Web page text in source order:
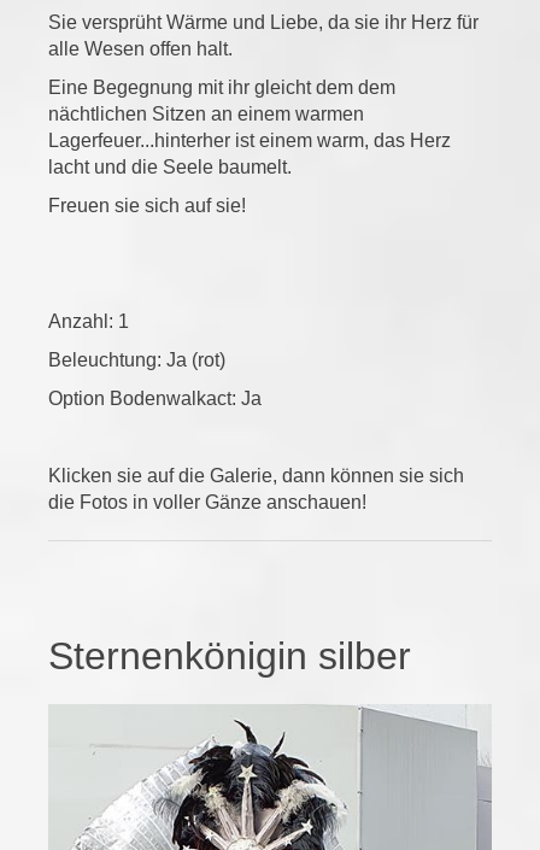
Sie versprüht Wärme und Liebe, da sie ihr Herz für
alle Wesen offen halt.
Eine Begegnung mit ihr gleicht dem dem
nächtlichen Sitzen an einem warmen
Lagerfeuer...hinterher ist einem warm, das Herz
lacht und die Seele baumelt.
Freuen sie sich auf sie!
Anzahl: 1
Beleuchtung: Ja (rot)
Option Bodenwalkact: Ja
Klicken sie auf die Galerie, dann können sie sich
die Fotos in voller Gänze anschauen!
Sternenkönigin silber